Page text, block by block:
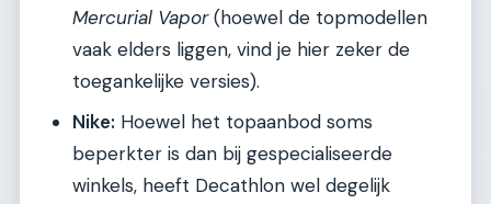
Mercurial Vapor(hoewel de topmodellen
vaak elders liggen, vind je hier zeker de
toegankelijke versies).
Nike: Hoewel het topaanbod soms
beperkter is dan bij gespecialiseerde
winkels, heeft Decathlon wel degelijk